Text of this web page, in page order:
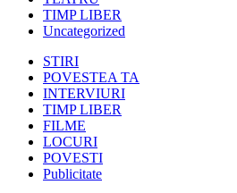
TIMP LIBER
Uncategorized
STIRI
POVESTEA TA
INTERVIURI
TIMP LIBER
FILME
LOCURI
POVESTI
Publicitate